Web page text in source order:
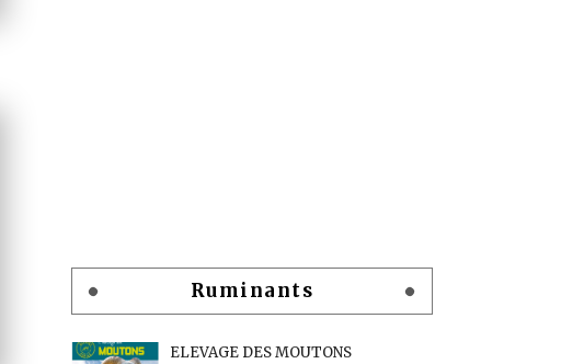
Ruminants
ELEVAGE DES MOUTONS